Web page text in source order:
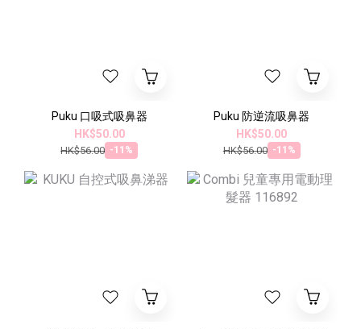
Puku 口吸式吸鼻器
HK$50.00
HK$56.00 -11%
Puku 防逆流吸鼻器
HK$50.00
HK$56.00 -11%